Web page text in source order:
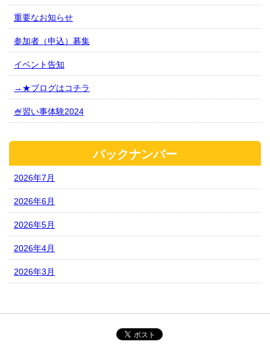
重要なお知らせ
参加者（申込）募集
イベント告知
→★ブログはコチラ
🍧習い事体験2024
バックナンバー
2026年7月
2026年6月
2026年5月
2026年4月
2026年3月